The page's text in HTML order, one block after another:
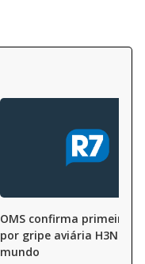
OMS confirma primeira
por gripe aviária H3N8 no
mundo